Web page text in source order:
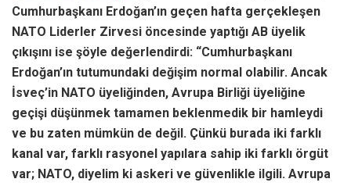
Cumhurbaşkanı Erdoğan’ın geçen hafta gerçekleşen
NATO Liderler Zirvesi öncesinde yaptığı AB üyelik
çıkışını ise şöyle değerlendirdi: “Cumhurbaşkanı
Erdoğan’ın tutumundaki değişim normal olabilir. Ancak
İsveç’in NATO üyeliğinden, Avrupa Birliği üyeliğine
geçişi düşünmek tamamen beklenmedik bir hamleydi
ve bu zaten mümkün de değil. Çünkü burada iki farklı
kanal var, farklı rasyonel yapılara sahip iki farklı örgüt
var; NATO, diyelim ki askeri ve güvenlikle ilgili. Avrupa